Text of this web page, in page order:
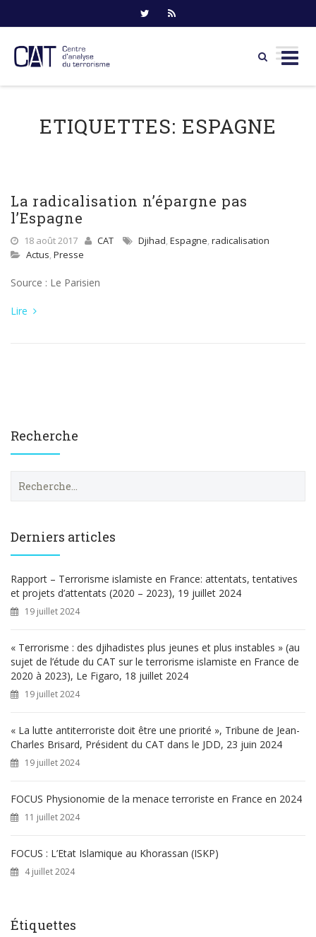
contentETIQUETTES: ESPAGNE
La radicalisation n’épargne pas
l’Espagne
18 août 2017 CAT Djihad, Espagne, radicalisation
Actus, Presse
Source : Le Parisien
Lire
Recherche
e
h
e
r
Derniers articles
Rapport – Terrorisme islamiste en France: attentats, tentatives
et projets d’attentats (2020 – 2023), 19 juillet 2024
19 juillet 2024
« Terrorisme : des djihadistes plus jeunes et plus instables » (au
sujet de l’étude du CAT sur le terrorisme islamiste en France de
2020 à 2023), Le Figaro, 18 juillet 2024
19 juillet 2024
« La lutte antiterroriste doit être une priorité », Tribune de Jean-
Charles Brisard, Président du CAT dans le JDD, 23 juin 2024
19 juillet 2024
FOCUS Physionomie de la menace terroriste en France en 2024
11 juillet 2024
FOCUS : L’Etat Islamique au Khorassan (ISKP)
4 juillet 2024
Étiquettes